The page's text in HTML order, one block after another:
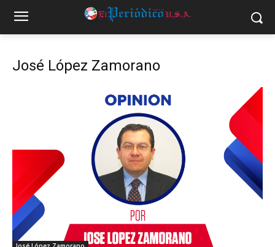
José López Zamorano